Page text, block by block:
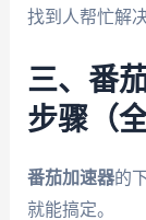
找到人帮忙解
三、番
步骤（
番茄加速器的
就能搞定。